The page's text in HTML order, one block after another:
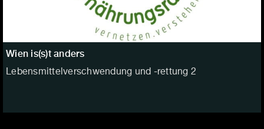
Wien is(s)t anders
Lebensmittelverschwendung und -rettung 2